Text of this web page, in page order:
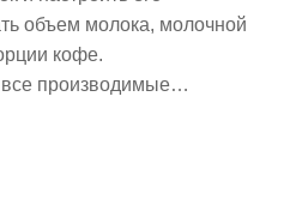
объем молока, молочной
кофе.
производимые…